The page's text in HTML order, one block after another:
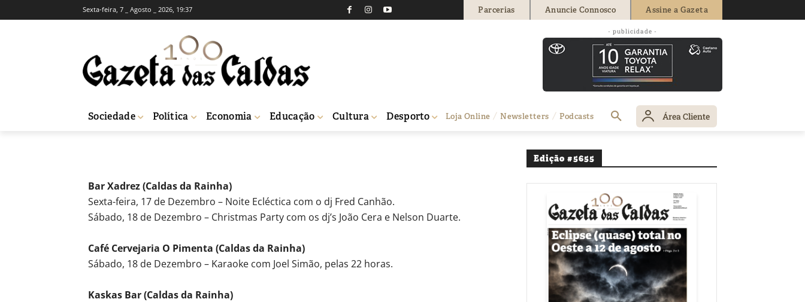
Sexta-feira, 7 _ Agosto _ 2026, 19:37 Parcerias Anuncie Connosco Assine a Gazeta
- publicidade -
Sociedade Política Economia Educação Cultura Desporto Loja Online Newsletters Podcasts Área Cliente
AGENDA CULTURAL ANIMAÇÃO
Animação
Redação 15 de Dezembro, 2010
Bar Xadrez (Caldas da Rainha)
Sexta-feira, 17 de Dezembro – Noite Ecléctica com o dj Fred Canhão.
Sábado, 18 de Dezembro – Christmas Party com os dj’s João Cera e Nelson Duarte.
Café Cervejaria O Pimenta (Caldas da Rainha)
Sábado, 18 de Dezembro – Karaoke com Joel Simão, pelas 22 horas.
Kaskas Bar (Caldas da Rainha)
Edição #5655